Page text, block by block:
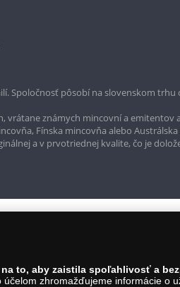
Spoločnosť pôsobí na slovenskom trhu
vrátane známych mincovní a emitentov
Fínska mincovňa alebo
a v prvotriednej kvalite, čo je
to, aby zaistila spoľahlivosť a
účelom zhromažďujeme informácie o